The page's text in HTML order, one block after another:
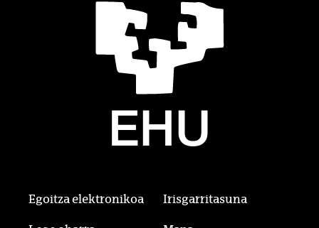
Egoitza elektronikoa Irisgarritasuna